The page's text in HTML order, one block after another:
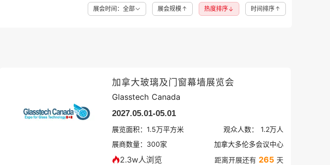
加拿大玻璃及门窗幕墙展览会
Glasstech Canada
2027.05.01-05.01
展览面积： 1.5万平方米 观众人数： 1.2万人
展商数量： 300家 加拿大多伦多会议中心
2.3w人浏览 距离开展还有 265 天
展会时间：全部 展会规模 热度排序 时间排序